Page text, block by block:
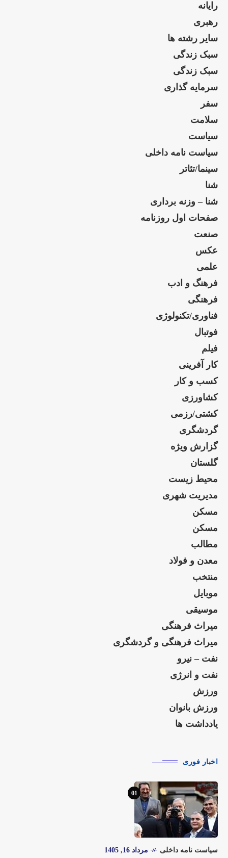
رایانه
رهبری
سایر رشته ها
سبک زندگی
سبک زندگی
سرمایه گذاری
سفر
سلامت
سیاست
سیاست نامه داخلی
سینما/تئاتر
شنا
شنا – وزنه برداری
صفحات اول روزنامه
صنعت
عکس
علمی
فرهنگ و ادب
فرهنگی
فناوری/تکنولوژی
فوتبال
فیلم
کار آفرینی
کسب و کار
کشاورزی
کشتی/رزمی
گردشگری
گزارش ویژه
گلستان
محیط زیست
مدیریت شهری
مسکن
مسکن
مطالب
معدن و فولاد
منتخب
موبایل
موسیقی
میراث فرهنگی
میراث فرهنگی و گردشگری
نفت – نیرو
نفت و انرژی
ورزش
ورزش بانوان
یادداشت ها
اخبار فوری
01
سیاست نامه داخلی مرداد 16, 1405